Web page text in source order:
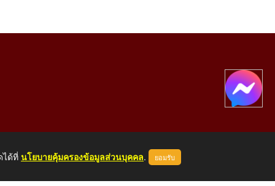
ได้ที่ นโยบายคุ้มครองข้อมูลส่วนบุคคล. ยอมรับ